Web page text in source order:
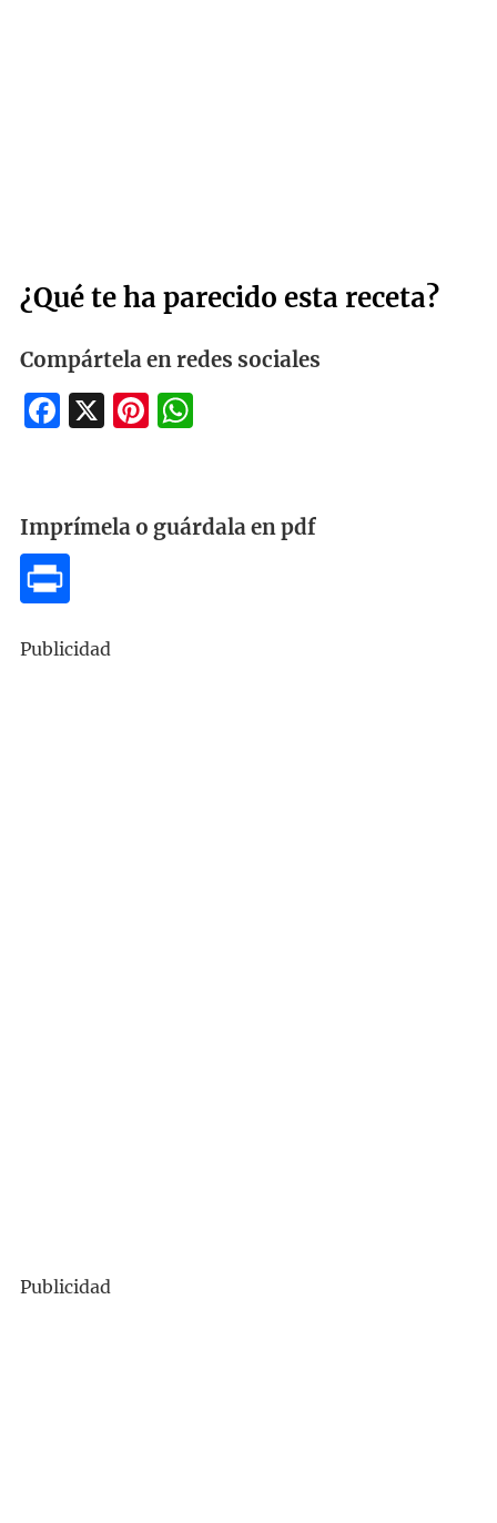
¿Qué te ha parecido esta receta?
Compártela en redes sociales
Facebook
X Pinterest
WhatsApp
Imprímela o guárdala en pdf
Publicidad
Publicidad